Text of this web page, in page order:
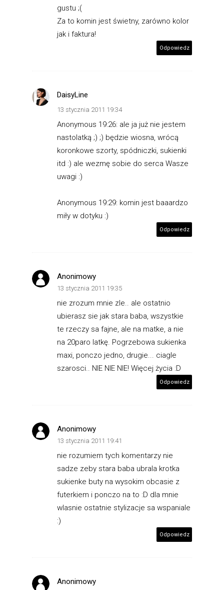
gustu ;(
Za to komin jest świetny, zarówno kolor
jak i faktura!
Odpowiedz
DaisyLine
13 stycznia 2011 19:34
Anonymous 19:26: ale ja już nie jestem
nastolatką ;) ;) będzie wiosna, wrócą
koronkowe szorty, spódniczki, sukienki
itd :) ale wezmę sobie do serca Wasze
uwagi :)
Anonymous 19:29: komin jest baaardzo
miły w dotyku :)
Odpowiedz
Anonimowy
13 stycznia 2011 19:35
nie zrozum mnie zle.. ale ostatnio
ubierasz sie jak stara baba, wszystkie
te rzeczy sa fajne, ale na matke, a nie
na 20paro latkę. Pogrzebowa sukienka
maxi, ponczo jedno, drugie... ciagle
szarosci.. NIE NIE NIE! Więcej życia :D
Odpowiedz
Anonimowy
13 stycznia 2011 19:41
nie rozumiem tych komentarzy nie
sadze zeby stara baba ubrala krotka
sukienke buty na wysokim obcasie z
futerkiem i ponczo na to :D dla mnie
wlasnie ostatnie stylizacje sa wspaniale
:)
Odpowiedz
Anonimowy